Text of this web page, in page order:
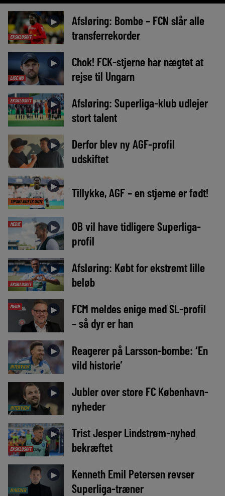
EKSKLUSIVT
►
Afsløring: Bombe – FCN slår alle
transferrekorder
LIGE NU
►
Chok! FCK-stjerne har nægtet at
rejse til Ungarn
EKSKLUSIVT ►
Afsløring: Superliga-klub udlejer
stort talent
►
Derfor blev ny AGF-profil
udskiftet
TIPSBLADETS DOM
► Tillykke, AGF – en stjerne er født!
MEDIE ►
OB vil have tidligere Superliga-
profil
EKSKLUSIVT
►
Afsløring: Købt for ekstremt lille
beløb
MEDIE ►
FCM meldes enige med SL-profil
– så dyr er han
INTERVIEW
►
Reagerer på Larsson-bombe: ‘En
vild historie’
INTERVIEW
►
Jubler over store FC København-
nyheder
EKSKLUSIVT
►
Trist Jesper Lindstrøm-nyhed
bekræftet
NYHEDER
►
Kenneth Emil Petersen revser
Superliga-træner